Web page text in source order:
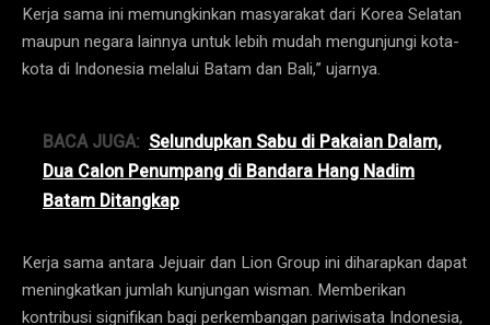
Kerja sama ini memungkinkan masyarakat dari Korea Selatan
maupun negara lainnya untuk lebih mudah mengunjungi kota-
kota di Indonesia melalui Batam dan Bali,” ujarnya.
BACA JUGA: Selundupkan Sabu di Pakaian Dalam,
Dua Calon Penumpang di Bandara Hang Nadim
Batam Ditangkap
Kerja sama antara Jejuair dan Lion Group ini diharapkan dapat
meningkatkan jumlah kunjungan wisman. Memberikan
kontribusi signifikan bagi perkembangan pariwisata Indonesia,